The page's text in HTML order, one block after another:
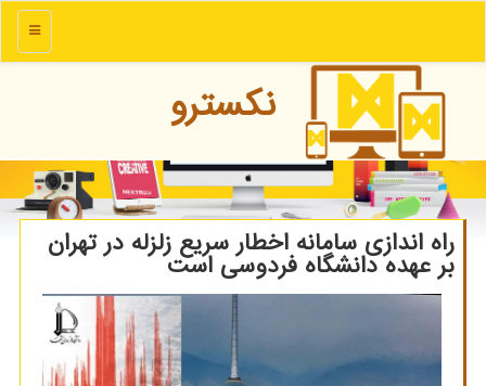
منو
نكسترو
راه اندازی سامانه اخطار سریع زلزله در تهران
بر عهده دانشگاه فردوسی است